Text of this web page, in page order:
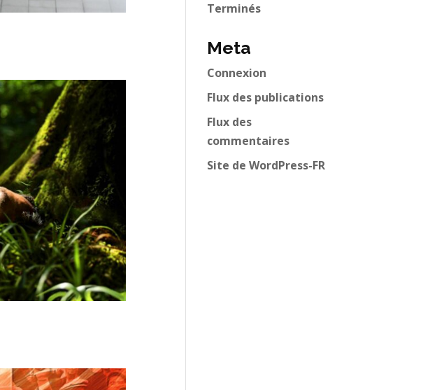
Terminés
Meta
Connexion
Flux des publications
Flux des
commentaires
Site de WordPress-FR